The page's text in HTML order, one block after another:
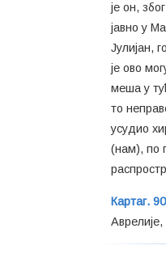
је он,
јавно у
Јулијан,
је ово
меша у
то
усудио
(нам), по
Картаг. 90